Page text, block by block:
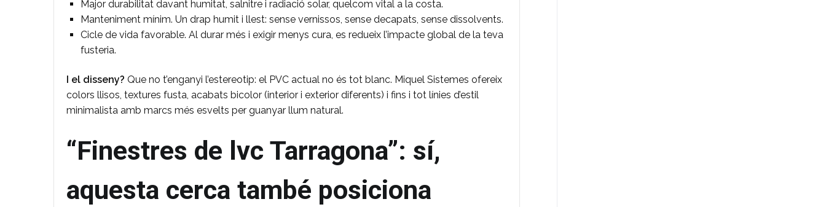
Major durabilitat davant humitat, salnitre i radiació solar, quelcom vital a la costa.
Manteniment mínim. Un drap humit i llest: sense vernissos, sense decapats, sense dissolvents.
Cicle de vida favorable. Al durar més i exigir menys cura, es redueix l’impacte global de la teva
fusteria.
I el disseny? Que no t’enganyi l’estereotip: el PVC actual no és tot blanc. Miquel Sistemes ofereix
colors llisos, textures fusta, acabats bicolor (interior i exterior diferents) i fins i tot línies d’estil
minimalista amb marcs més esvelts per guanyar llum natural.
“Finestres de lvc Tarragona”: sí,
aquesta cerca també posiciona